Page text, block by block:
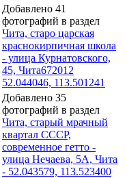
Добавлено 41
фотографий в раздел
Чита, старо царская
краснокирпичная школа
- улица Курнатовского,
45, Чита672012
52.044046, 113.501241
Добавлено 35
фотографий в раздел
Чита, старый мрачный
квартал СССР,
современное гетто -
улица Нечаева, 5А, Чита
- 52.043579, 113.523400